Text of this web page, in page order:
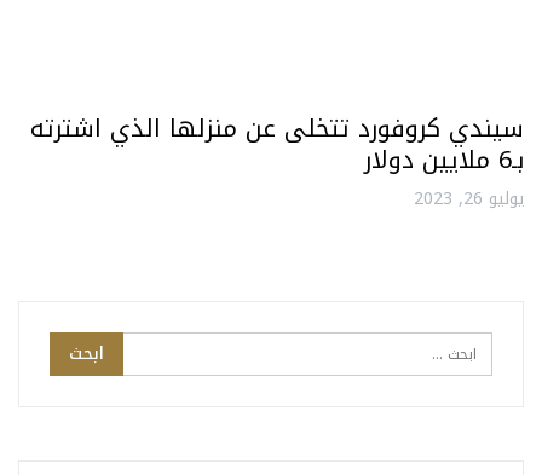
سيندي كروفورد تتخلى عن منزلها الذي اشترته
بـ6 ملايين دولار
يوليو 26, 2023